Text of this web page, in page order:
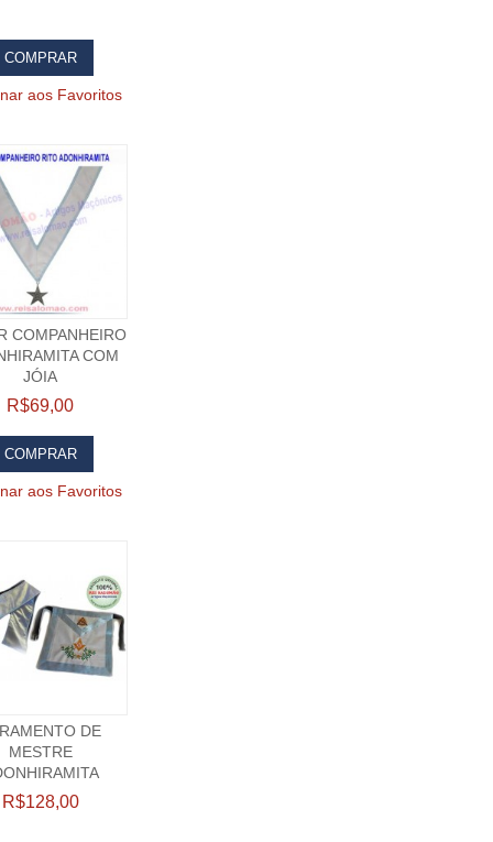
COMPRAR
aos Favoritos
COMPANHEIRO
COM
JÓIA
R$69,00
COMPRAR
aos Favoritos
DE
MESTRE
R$128,00